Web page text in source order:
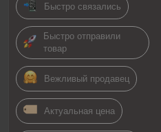
Быстро связались
Быстро отправили
товар
Вежливый продавец
Актуальная цена